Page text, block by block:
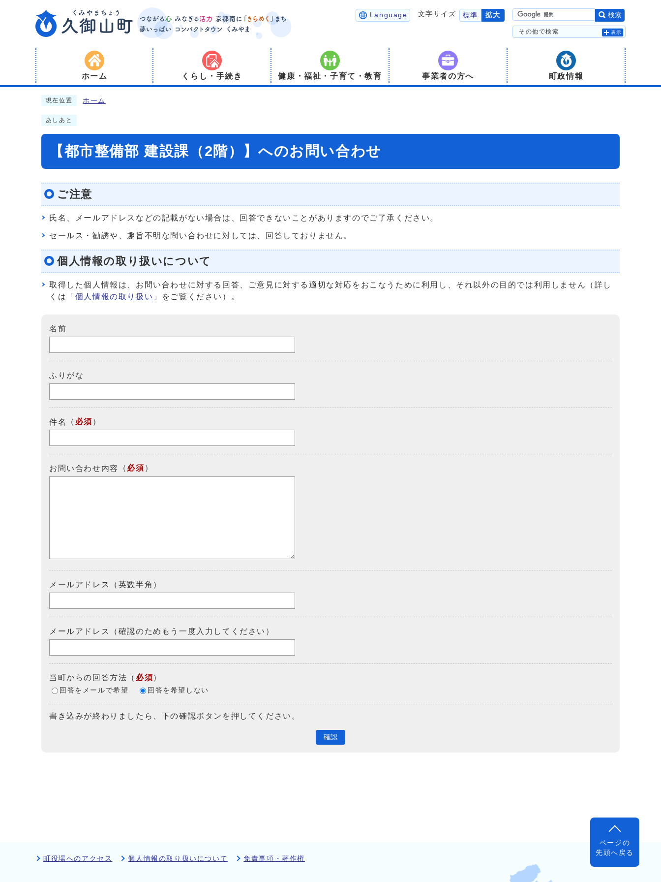
Language 文字サイズ 標準 拡大 検索
その他で検索 表示
ホーム くらし・手続き 健康・福祉・子育て・教育 事業者の方へ 町政情報
現在位置 ホーム
あしあと
【都市整備部 建設課（2階）】へのお問い合わせ
ご注意
氏名、メールアドレスなどの記載がない場合は、回答できないことがありますのでご了承ください。
セールス・勧誘や、趣旨不明な問い合わせに対しては、回答しておりません。
個人情報の取り扱いについて
取得した個人情報は、お問い合わせに対する回答、ご意見に対する適切な対応をおこなうために利用し、それ以外の目的では利用しません（詳し
くは「 個人情報の取り扱い 」をご覧ください）。
名前
ふりがな
件名 （ 必須 ）
お問い合わせ内容 （ 必須 ）
メールアドレス（英数半角）
メールアドレス（確認のためもう一度入力してください）
当町からの回答方法 （ 必須）
回答をメールで希望 回答を希望しない
書き込みが終わりましたら、下の確認ボタンを押してください。
確認
ページの
先頭へ戻る
町役場へのアクセス
個人情報の取り扱いについて 免責事項・著作権